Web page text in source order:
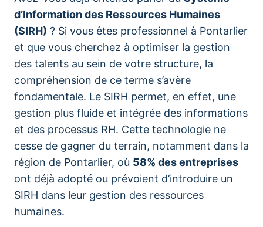
d’Information des Ressources Humaines
(SIRH) ? Si vous êtes professionnel à Pontarlier
et que vous cherchez à optimiser la gestion
des talents au sein de votre structure, la
compréhension de ce terme s’avère
fondamentale. Le SIRH permet, en effet, une
gestion plus fluide et intégrée des informations
et des processus RH. Cette technologie ne
cesse de gagner du terrain, notamment dans la
région de Pontarlier, où 58% des entreprises
ont déjà adopté ou prévoient d’introduire un
SIRH dans leur gestion des ressources
humaines.